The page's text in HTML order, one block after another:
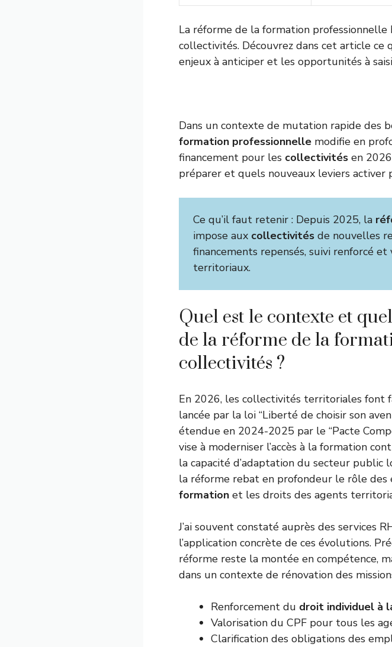
La réforme de la formation
collectivités. Découvrez dans cet article
enjeux à anticiper et les opportunités à
Dans un contexte de mutation rapide des
formation professionnelle modifie en
financement pour les collectivités en
préparer et quels nouveaux leviers activer
Ce qu’il faut retenir : Depuis 2025, la
impose aux collectivités de nouvelles
financements repensés, suivi renforcé
territoriaux.
Quel est le contexte et
de la réforme de la
collectivités ?
En 2026, les collectivités territoriales font
lancée par la loi “Liberté de choisir son
étendue en 2024-2025 par le “Pacte
vise à moderniser l’accès à la formation
la capacité d’adaptation du secteur public
la réforme rebat en profondeur le rôle
formation et les droits des agents
J’ai souvent constaté auprès des services
l’application concrète de ces évolutions.
réforme reste la montée en compétence,
dans un contexte de rénovation des
Renforcement du droit individuel à
Valorisation du CPF pour tous les
Clarification des obligations des